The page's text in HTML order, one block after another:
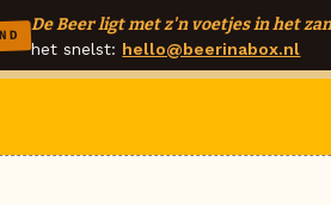
De Beer ligt met z'n voetjes in het
het snelst: hello@beerinabox.nl